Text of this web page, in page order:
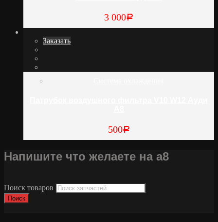
3 000Р
Заказать
500Р
Напишите что желаете на а8
Поиск товаров
Поиск